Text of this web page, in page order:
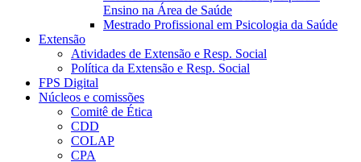
Ensino na Área de Saúde
Mestrado Profissional em Psicologia da Saúde
Extensão
Atividades de Extensão e Resp. Social
Política da Extensão e Resp. Social
FPS Digital
Núcleos e comissões
Comitê de Ética
CDD
COLAP
CPA